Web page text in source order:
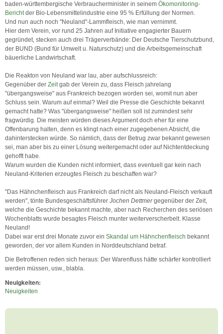
baden-württembergische Verbraucherminister in seinem Ökomonitoring-
Berichtder Bio-Lebensmittelindustrie eine 95 % Erfüllung der Normen.
Und nun auch noch "Neuland"-Lammfleisch, wie man vernimmt.
Hier dem Verein, vor rund 25 Jahren auf Initiative engagierter Bauern
gegründet, stecken auch drei Trägerverbände: Der Deutsche Tierschutzbund,
der BUND (Bund für Umwelt u. Naturschutz) und die Arbeitsgemeinschaft
bäuerliche Landwirtschaft.
Die Reakton von Neuland war lau, aber aufschlussreich:
Gegenüber der Zeitgab der Verein zu, dass Fleisch jahrelang
"übergangsweise" aus Frankreich bezogen worden sei, womit nun aber
Schluss sein. Warum auf einmal? Weil die Presse die Geschichte bekannt
gemacht hatte? Was "übergangsweise" heißen soll ist zumindest sehr
fragwürdig. Die meisten würden dieses Argument doch eher für eine
Offenbarung halten, denn es klingt nach einer zugegebenen Absicht, die
dahinterstecken würde. So nämlich, dass der Betrug zwar bekannt gewesen
sei, man aber bis zu einer Lösung weitergemacht oder auf Nichtentdeckung
gehofft habe.
Warum wurden die Kunden nicht informiert, dass eventuell gar kein nach
Neuland-Kriterien erzeugtes Fleisch zu beschaffen war?
"Das Hähnchenfleisch aus Frankreich darf nicht als Neuland-Fleisch verkauft
werden", tönte Bundesgeschäftsführer Jochen Dettmergegenüber der Zeit,
welche die Geschichte bekannt machte, aber nach Recherchen des seriösen
Wochenblatts wurde besagtes Fleisch munter weiterverscherbelt. Klasse
Neuland!
Dabei war erst drei Monate zuvor ein Skandal um Hähnchenfleisch bekannt
geworden, der vor allem Kunden in Norddeutschland betraf.
Die Betroffenen reden sich heraus: Der Warenfluss hätte schärfer kontrolliert
werden müssen, usw., blabla.
Neuigkeiten:
Neuigkeiten